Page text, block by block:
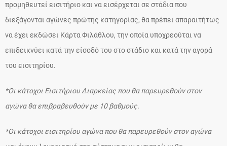
προμηθευτεί εισιτήριο και να εισέρχεται σε στάδια που
διεξάγονται αγώνες πρώτης κατηγορίας, θα πρέπει απαραιτήτως
να έχει εκδώσει Κάρτα Φιλάθλου, την οποία υποχρεούται να
επιδεικνύει κατά την είσοδό του στο στάδιο και κατά την αγορά
του εισιτηρίου.
*Οι κάτοχοι Εισιτήριου Διαρκείας που θα παρευρεθούν στον
αγώνα θα επιβραβευθούν με 10 βαθμούς.
*Οι κάτοχοι εισιτηρίου αγώνα που θα παρευρεθούν στον αγώνα